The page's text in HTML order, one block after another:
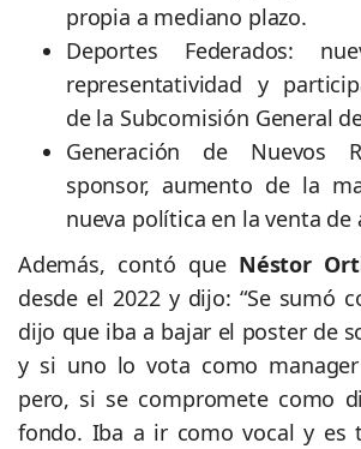
propia a mediano plazo.
Deportes Federados:
representatividad y
de la Subcomisión General
Generación de Nuevos
sponsor, aumento de la
nueva política en la venta de
Además, contó que Néstor
desde el 2022 y dijo: “Se sumó
dijo que iba a bajar el poster de
y si uno lo vota como
pero, si se compromete como
fondo. Iba a ir como vocal y es